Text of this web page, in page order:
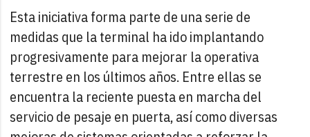
Esta iniciativa forma parte de una serie de
medidas que la terminal ha ido implantando
progresivamente para mejorar la operativa
terrestre en los últimos años. Entre ellas se
encuentra la reciente puesta en marcha del
servicio de pesaje en puerta, así como diversas